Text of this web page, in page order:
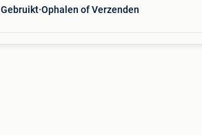
Gebruikt Ophalen of Verzenden